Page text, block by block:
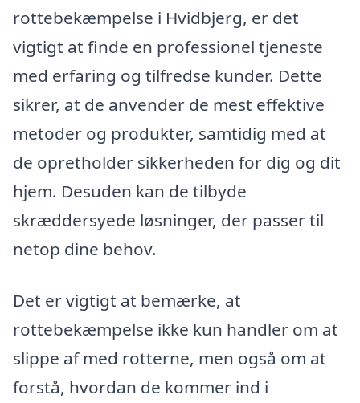
rottebekæmpelse i Hvidbjerg, er det
vigtigt at finde en professionel tjeneste
med erfaring og tilfredse kunder. Dette
sikrer, at de anvender de mest effektive
metoder og produkter, samtidig med at
de opretholder sikkerheden for dig og dit
hjem. Desuden kan de tilbyde
skræddersyede løsninger, der passer til
netop dine behov.
Det er vigtigt at bemærke, at
rottebekæmpelse ikke kun handler om at
slippe af med rotterne, men også om at
forstå, hvordan de kommer ind i